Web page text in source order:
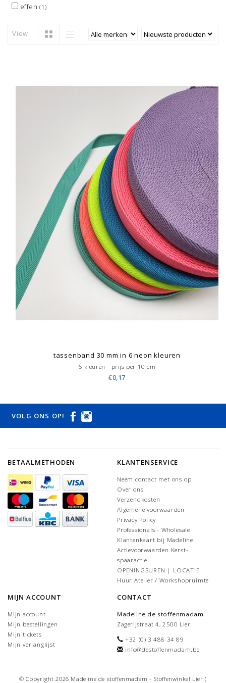
effen(1)
View:
tassenband 30 mm in 6 neon kleuren
6 kleuren - prijs per 10 cm
€0,17
VOLG ONS OP!
BETAALMETHODEN KLANTENSERVICE
Neem contact met ons op
Over ons
Verzendkosten
Algemene voorwaarden
Privacy Policy
Professionals - Wholesale
Klantenkaart bij Madeline
Actievoorwaarden Kerst-
spaaractie
OPENINGSUREN | LOCATIE
Huur Atelier / Workshopruimte
MIJN ACCOUNT
Mijn account
Mijn bestellingen
Mijn tickets
Mijn verlanglijst
CONTACT
Madeline de stoffenmadam
Zagerijstraat 4, 2500 Lier
+32 (0) 3 488 34 89
info@destoffenmadam.be
© Copyright 2026 Madeline de stoffenmadam - Stoffenwinkel Lier (